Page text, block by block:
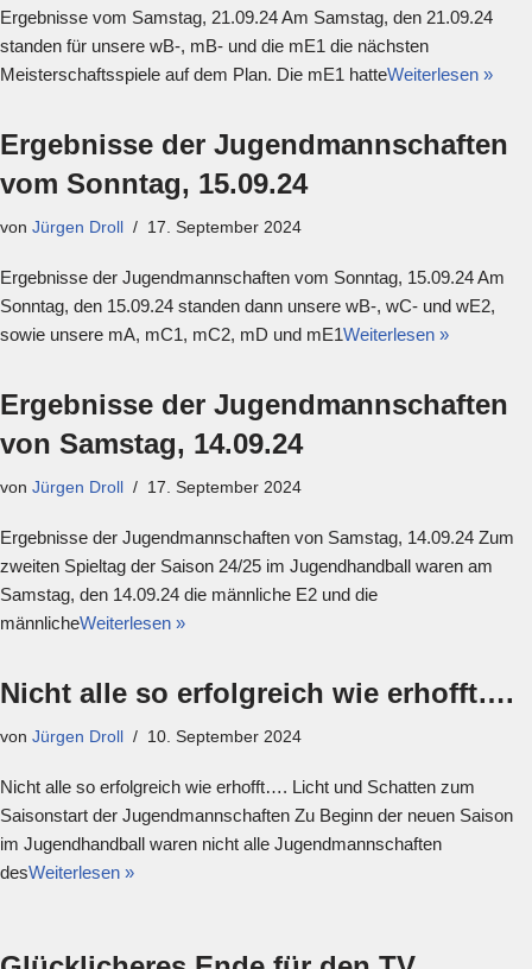
Ergebnisse vom Samstag, 21.09.24 Am Samstag, den 21.09.24
standen für unsere wB-, mB- und die mE1 die nächsten
Meisterschaftsspiele auf dem Plan. Die mE1 hatteWeiterlesen »
Ergebnisse der Jugendmannschaften
vom Sonntag, 15.09.24
von Jürgen Droll 17. September 2024
Ergebnisse der Jugendmannschaften vom Sonntag, 15.09.24 Am
Sonntag, den 15.09.24 standen dann unsere wB-, wC- und wE2,
sowie unsere mA, mC1, mC2, mD und mE1Weiterlesen »
Ergebnisse der Jugendmannschaften
von Samstag, 14.09.24
von Jürgen Droll 17. September 2024
Ergebnisse der Jugendmannschaften von Samstag, 14.09.24 Zum
zweiten Spieltag der Saison 24/25 im Jugendhandball waren am
Samstag, den 14.09.24 die männliche E2 und die
männlicheWeiterlesen »
Nicht alle so erfolgreich wie erhofft….
von Jürgen Droll 10. September 2024
Nicht alle so erfolgreich wie erhofft…. Licht und Schatten zum
Saisonstart der Jugendmannschaften Zu Beginn der neuen Saison
im Jugendhandball waren nicht alle Jugendmannschaften
desWeiterlesen »